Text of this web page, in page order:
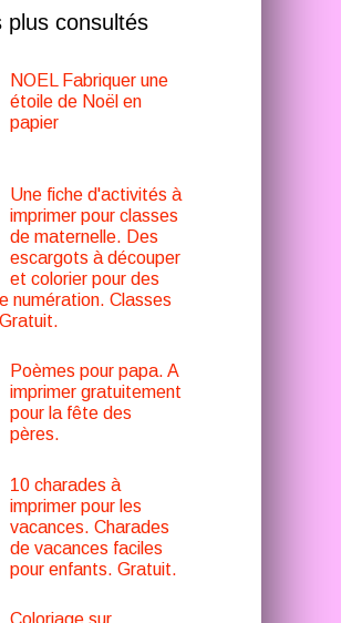
plus consultés
NOEL Fabriquer une
étoile de Noël en
papier
Une fiche d'activités à
imprimer pour classes
de maternelle. Des
escargots à découper
et colorier pour des
numération. Classes
Poèmes pour papa. A
imprimer gratuitement
pour la fête des
pères.
10 charades à
imprimer pour les
vacances. Charades
de vacances faciles
pour enfants. Gratuit.
Coloriage sur